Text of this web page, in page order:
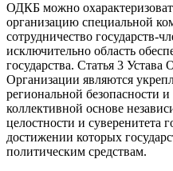
ОДКБ можно
организацию специальной
сотрудничество государств-
исключительно область
государства. Статья 3
Организации являются
региональной безопасности
коллективной основе
целостности и суверенитета
достижении которых
политическим средствам.